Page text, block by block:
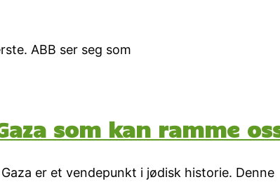
ABB ser seg som
som kan ramme
er et vendepunkt i jødisk historie. Denne